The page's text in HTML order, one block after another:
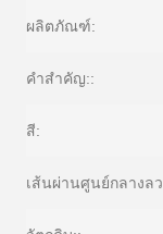
ผลิตภัณฑ์:
คำสำคัญ::
สี:
เส้นผ่านศูนย์กลางล